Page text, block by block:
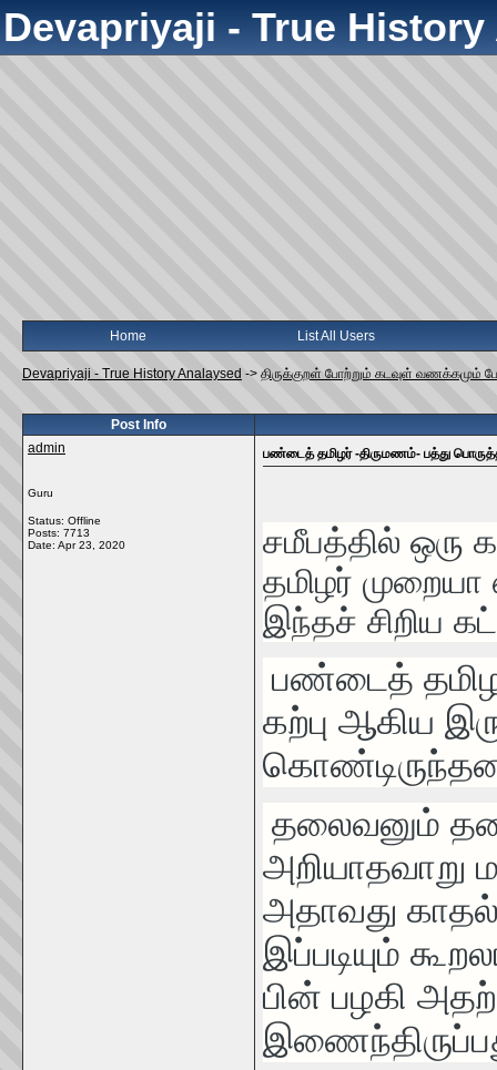
Devapriyaji - True
Home List All Users
Devapriyaji - True History Analaysed -> திருக்குறள் போற்றும் கடவுள் வணக்கமும்
Post Info
admin
Guru
Status: Offline
Posts: 7713
Date: Apr 23, 2020
பண்டைத் தமிழர் -திருமணம்- பத்து
சமீபத்தில் ஒரு
தமிழர்
இந்தச் சிறிய
பண்டைத்
கற்பு ஆகிய
தலைவனும்
அறியாதவாறு
அதாவது
இப்படியும்
பின் பழகி